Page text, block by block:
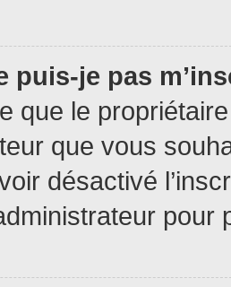
puis-je pas
que le
que vous
désactivé